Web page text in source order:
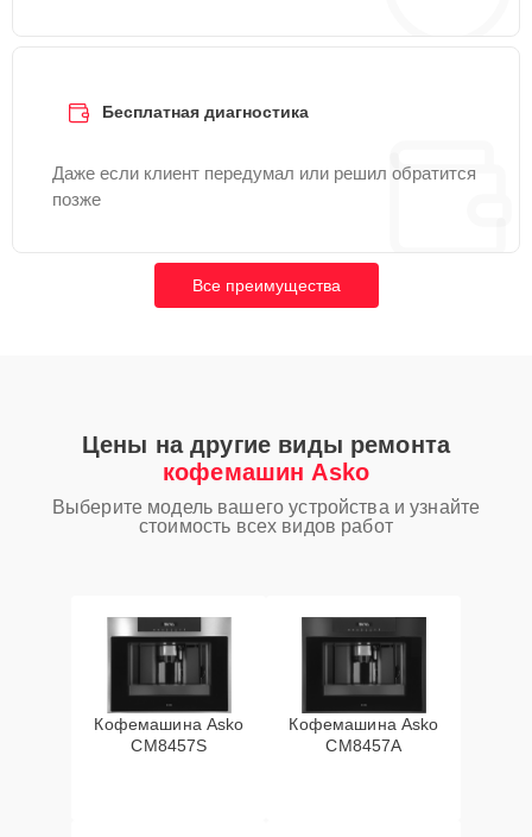
Бесплатная диагностика
Даже если клиент передумал или решил обратится
позже
Все преимущества
Цены на другие виды ремонта
кофемашин Asko
Выберите модель вашего устройства и узнайте
стоимость всех видов работ
Кофемашина Asko
CM8457S
Кофемашина Asko
CM8457A